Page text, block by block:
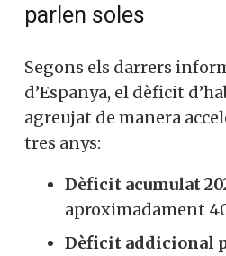
parlen soles
Segons els darrers
d’Espanya, el dèficit
agreujat de manera
tres anys:
Dèficit acumulat
aproximadament
Dèficit addicional